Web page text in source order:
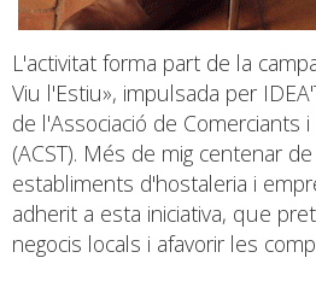
L'activitat forma part de la
Viu l'Estiu», impulsada per
de l'Associació de Comerciants
(ACST). Més de mig centenar
establiments d'hostaleria i
adherit a esta iniciativa, que
negocis locals i afavorir les